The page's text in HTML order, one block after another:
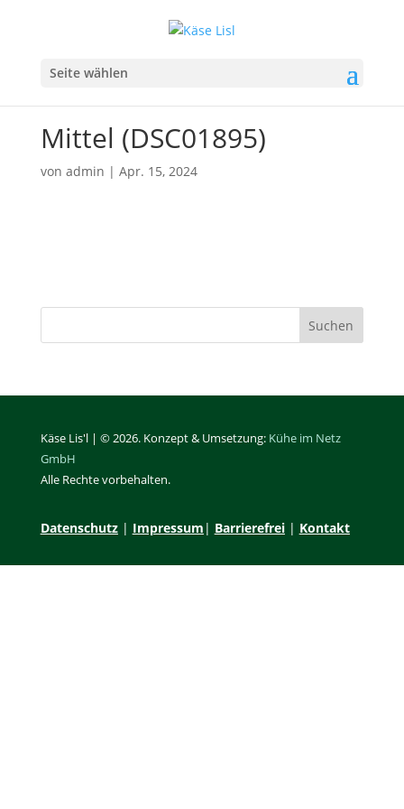
Seite wählen
Mittel (DSC01895)
von admin | Apr. 15, 2024
Käse Lis'l | © 2026. Konzept & Umsetzung: Kühe im Netz
GmbH
Alle Rechte vorbehalten.
Datenschutz | Impressum | Barrierefrei | Kontakt